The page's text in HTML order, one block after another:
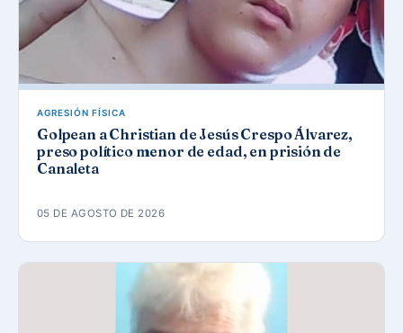
AGRESIÓN FÍSICA
Golpean a Christian de Jesús Crespo Álvarez,
preso político menor de edad, en prisión de
Canaleta
05 DE AGOSTO DE 2026